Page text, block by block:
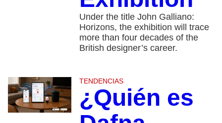
Under the title John Galliano:
Horizons, the exhibition will trace
more than four decades of the
British designer’s career.
TENDENCIAS
¿Quién es